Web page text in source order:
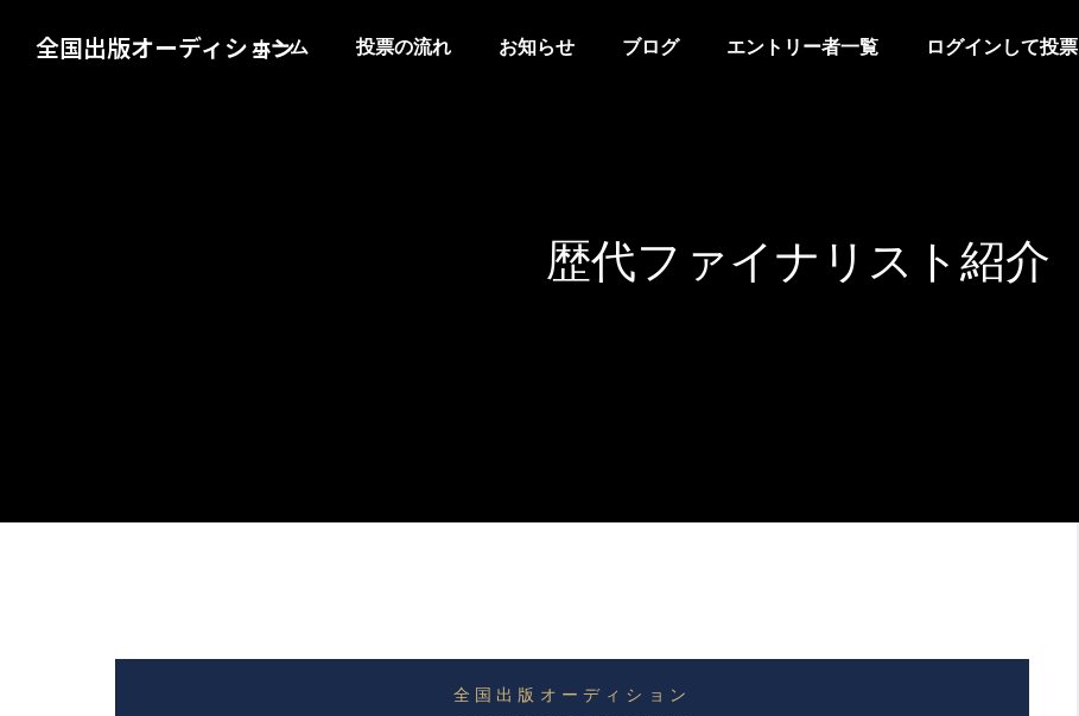
全国出版オーディション
ホーム 投票の流れ お知らせ ブログ エントリー者一覧 ログインして投票
歴代ファイナリスト紹介
全国出版オーディション